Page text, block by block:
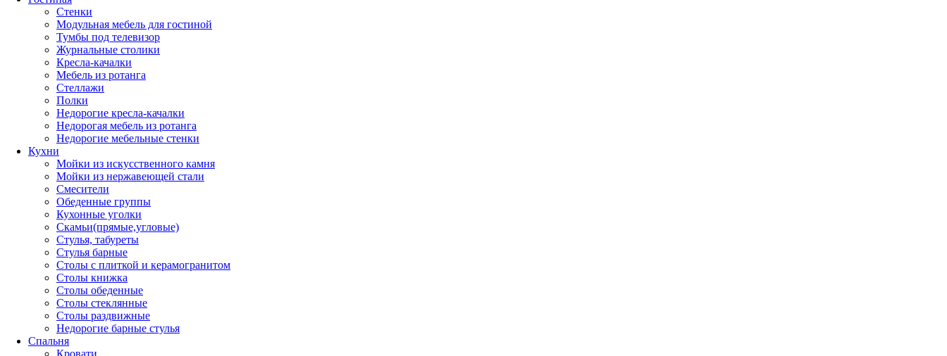
Стенки
Модульная мебель для гостиной
Тумбы под телевизор
Журнальные столики
Кресла-качалки
Мебель из ротанга
Стеллажи
Полки
Недорогие кресла-качалки
Недорогая мебель из ротанга
Недорогие мебельные стенки
Кухни
Мойки из искусственного камня
Мойки из нержавеющей стали
Смесители
Обеденные группы
Кухонные уголки
Скамьи(прямые,угловые)
Стулья, табуреты
Стулья барные
Столы с плиткой и керамогранитом
Столы книжка
Столы обеденные
Столы стеклянные
Столы раздвижные
Недорогие барные стулья
Спальня
Кровати